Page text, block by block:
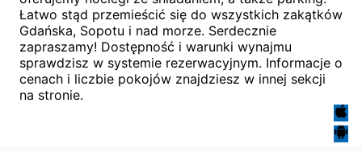
Łatwo stąd przemieścić się do wszystkich zakątków
Gdańska, Sopotu i nad morze. Serdecznie
zapraszamy! Dostępność i warunki wynajmu
sprawdzisz w systemie rezerwacyjnym. Informacje o
cenach i liczbie pokojów znajdziesz w innej sekcji
na stronie.